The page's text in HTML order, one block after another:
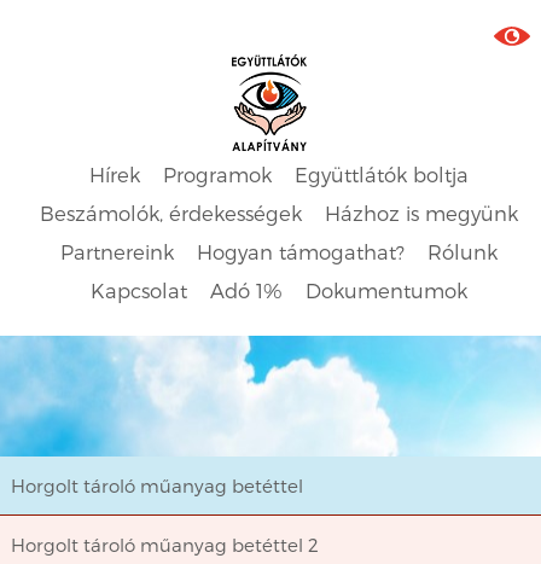
Hírek Programok
Együttlátók boltja
Beszámolók, érdekességek
Házhoz is megyünk
Partnereink
Hogyan támogathat?
Rólunk
Kapcsolat
Adó 1% Dokumentumok
Horgolt tároló műanyag betéttel
Horgolt tároló műanyag betéttel 2